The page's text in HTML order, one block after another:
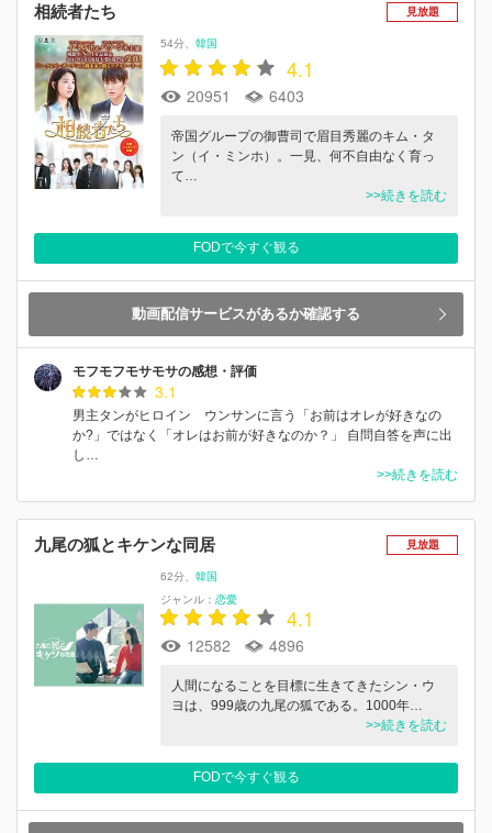
相続者たち 見放題
54分 韓国
4.1
20951 6403
帝国グループの御曹司で眉目秀麗のキム・タ
ン（イ・ミンホ）。一見、何不自由なく育っ
て…
>>続きを読む
FODで今すぐ観る
動画配信サービスがあるか確認する
モフモフモサモサの感想・評価
3.1
男主タンがヒロイン ウンサンに言う「お前はオレが好きなの
か?」ではなく「オレはお前が好きなのか？」 自問自答を声に出
し…
>>続きを読む
九尾の狐とキケンな同居 見放題
62分
韓国
ジャンル： 恋愛
4.1
12582 4896
人間になることを目標に生きてきたシン・ウ
ヨは、999歳の九尾の狐である。1000年…
>>続きを読む
FODで今すぐ観る